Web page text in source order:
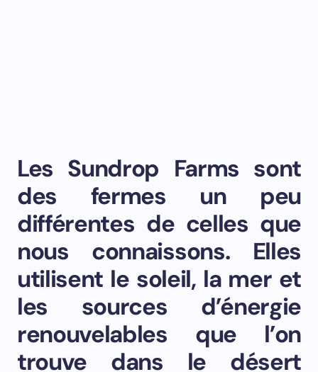
Les Sundrop Farms sont
des fermes un peu
différentes de celles que
nous connaissons. Elles
utilisent le soleil, la mer et
les sources d’énergie
renouvelables que l’on
trouve dans le désert